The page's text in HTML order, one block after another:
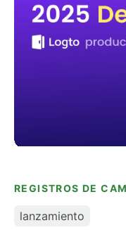
REGISTROS DE
lanzamiento